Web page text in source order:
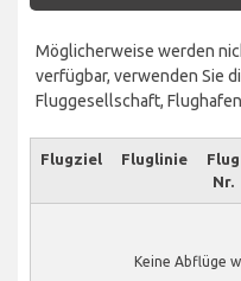
Möglicherweise werden
verfügbar, verwenden Sie
Fluggesellschaft,
Flugziel Fluglinie
Flug
Nr.
Keine Abflüge